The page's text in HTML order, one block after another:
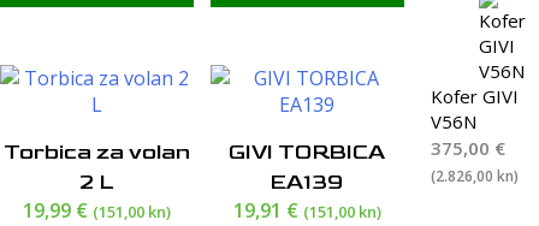
Torbica za volan
2 L
19,99 € (151,00 kn)
GIVI TORBICA
EA139
19,91 € (151,00 kn)
Kofer GIVI
V56N
375,00 €
(2.826,00 kn)